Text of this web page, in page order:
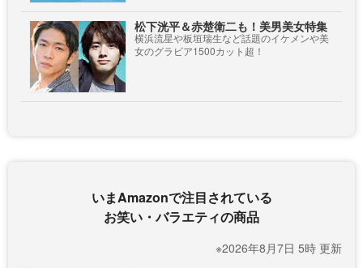
松下洸平＆赤楚衛二も！美男美女特集
横浜流星や板垣瑞生など話題のイケメンや美
女のグラビア1500カット超！
いまAmazonで注目されている
お笑い・バラエティの商品
※2026年8月7日 5時 更新